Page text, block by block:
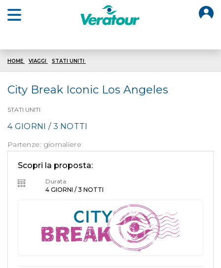
HOME VIAGGI STATI UNITI
City Break Iconic Los Angeles
STATI UNITI
4 GIORNI / 3 NOTTI
Partenze: giornaliere
Scopri la proposta:
Durata:
4 GIORNI / 3 NOTTI